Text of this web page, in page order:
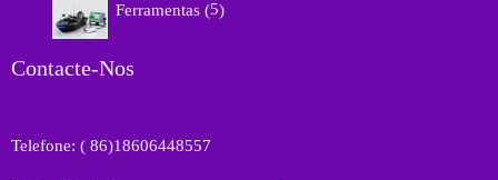
s
u
o
Ferramentas 5p
Contacte-Nos
Telefone: ( 86)18606448557